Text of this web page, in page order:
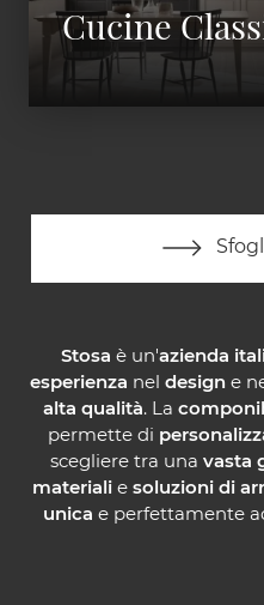
Cucine
Stosa è un'azienda
esperienza nel designe
alta qualità. La
permette di
scegliere tra una vasta
materialie soluzioni di
unica e perfettamente